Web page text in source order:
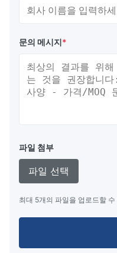
문의 메시지*
파일 첨부
파일 선택
최대 5개의 파일을 업로드할